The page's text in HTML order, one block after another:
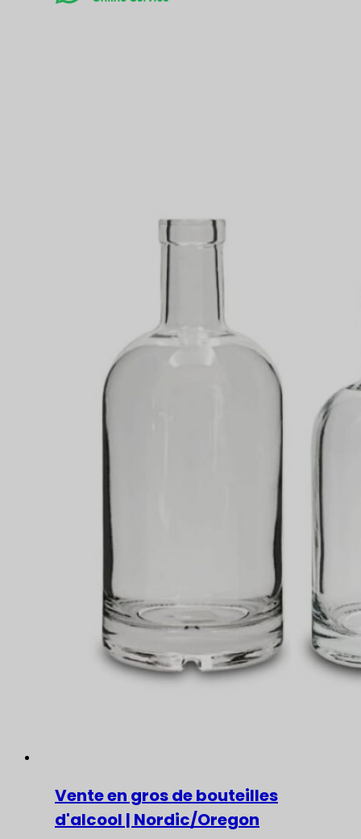
Vente en gros de bouteilles
d'alcool | Nordic/Oregon